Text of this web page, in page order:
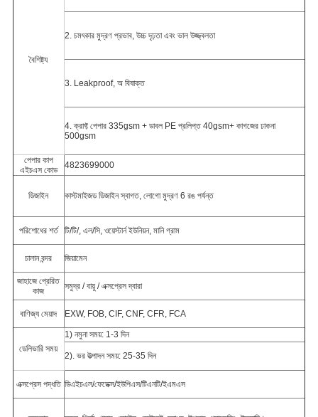
বৈশিষ্ট্য
2. চমৎকার মুদ্রণ প্রভাব, উচ্চ দৃঢ়তা এবং ভাল উজ্জ্বলতা
3. Leakproof, অ বিষাক্ত
4. ক্রাফ্ট পেপার 335gsm + ডাবল PE প্রলিপ্ত 40gsm+ কাগজের ঢাকনা
500gsm
পেপার কাপ
এইচএস কোড
4823699000
ডিজাইন কাস্টমাইজড ডিজাইন স্বাগত, লোগো মুদ্রণ 6 রঙ পর্যন্ত
পরিশোধের শর্ত টি/টি/, এল/সি, ওয়েস্টার্ন ইউনিয়ন, মানি গ্রাম
চালান বন্দর জিয়ামেন
জাহাজে প্রেরিত
কাজ
সমুদ্র / বায়ু / এক্সপ্রেস দ্বারা
বাণিজ্য মেয়াদ EXW, FOB, CIF, CNF, CFR, FCA
ডেলিভারি সময়
1) নমুনা সময়: 1-3 দিন
2). ভর উত্পাদন সময়: 25-35 দিন
এক্সপ্রেস পদ্ধতি ডিএইচএল/ফেডেক্স/ইউপিএস/টিএনটি/ইএমএস